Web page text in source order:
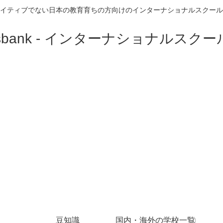
ティブでない日本の教育育ちの方向けのインターナショナルスクー
豆知識 国内・海外の学校一覧